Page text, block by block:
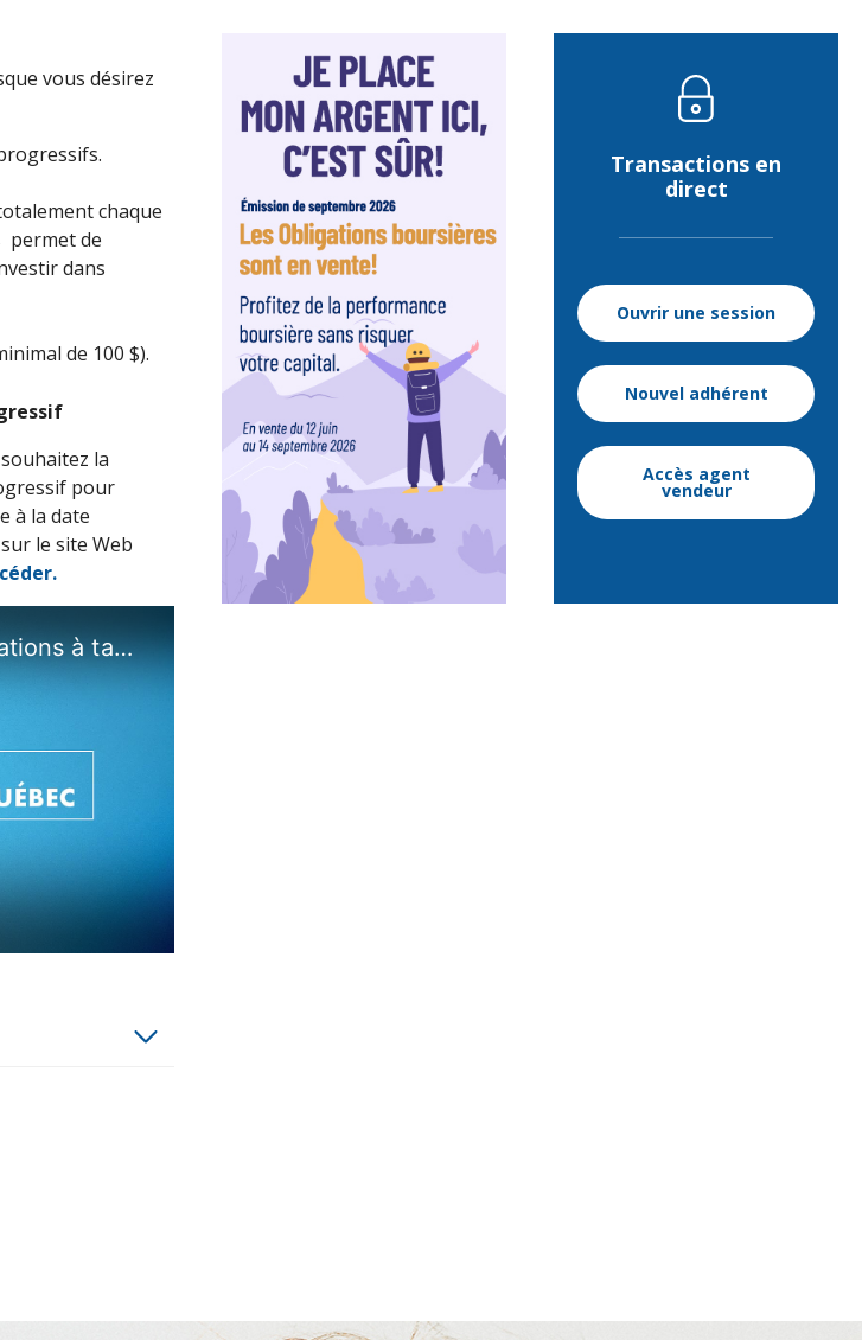
Régime d’accession à la propriété
(RAP)
Régime d’encouragement à
l’éducation permanente (REEP)
Prêt REER
Fonds enregistré de revenu de
retraite (FERR)
Compte de retraite immobilisé
(CRI)
Fonds de revenu viager (FRV)
Placement Sûreté
vous désirez
chaque
permet de
dans
de 100 $).
la
pour
à la date
le site Web
Transactions en
direct
Ouvrir une session
Nouvel adhérent
Accès agent
vendeur